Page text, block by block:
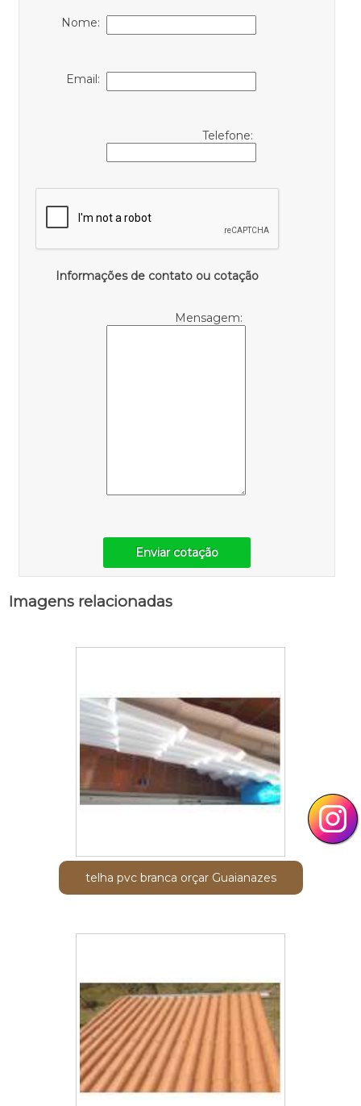
Nome:
Email:
Telefone:
Informações de contato ou cotação
Mensagem:
Enviar cotação
Imagens relacionadas
telha pvc branca orçar Guaianazes